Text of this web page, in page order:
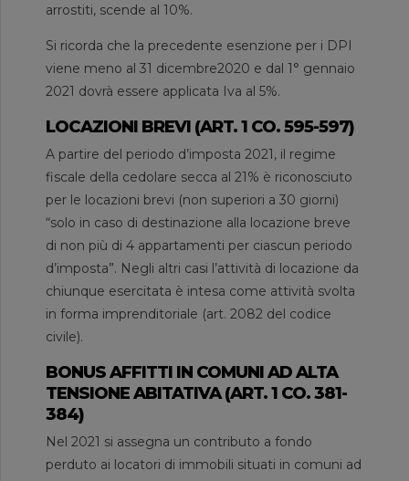
arrostiti, scende al 10%.
Si ricorda che la precedente esenzione per i DPI
viene meno al 31 dicembre2020 e dal 1° gennaio
2021 dovrà essere applicata Iva al 5%.
LOCAZIONI BREVI (ART. 1 CO. 595-597)
A partire del periodo d’imposta 2021, il regime
fiscale della cedolare secca al 21% è riconosciuto
per le locazioni brevi (non superiori a 30 giorni)
“solo in caso di destinazione alla locazione breve
di non più di 4 appartamenti per ciascun periodo
d’imposta”. Negli altri casi l’attività di locazione da
chiunque esercitata è intesa come attività svolta
in forma imprenditoriale (art. 2082 del codice
civile).
BONUS AFFITTI IN COMUNI AD ALTA
TENSIONE ABITATIVA (ART. 1 CO. 381-
384)
Nel 2021 si assegna un contributo a fondo
perduto ai locatori di immobili situati in comuni ad